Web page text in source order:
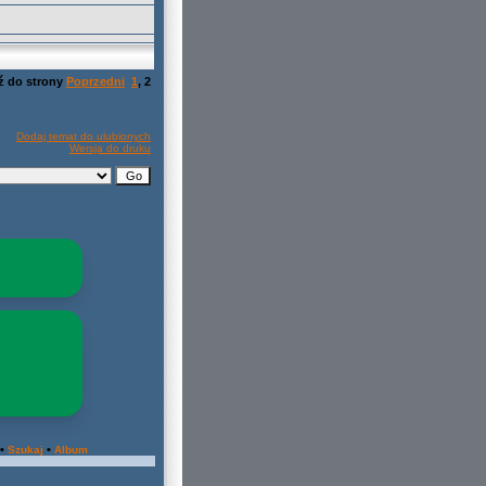
do strony Poprzedni 1, 2
Dodaj temat do ulubionych
Wersja do druku
Szukaj • Album